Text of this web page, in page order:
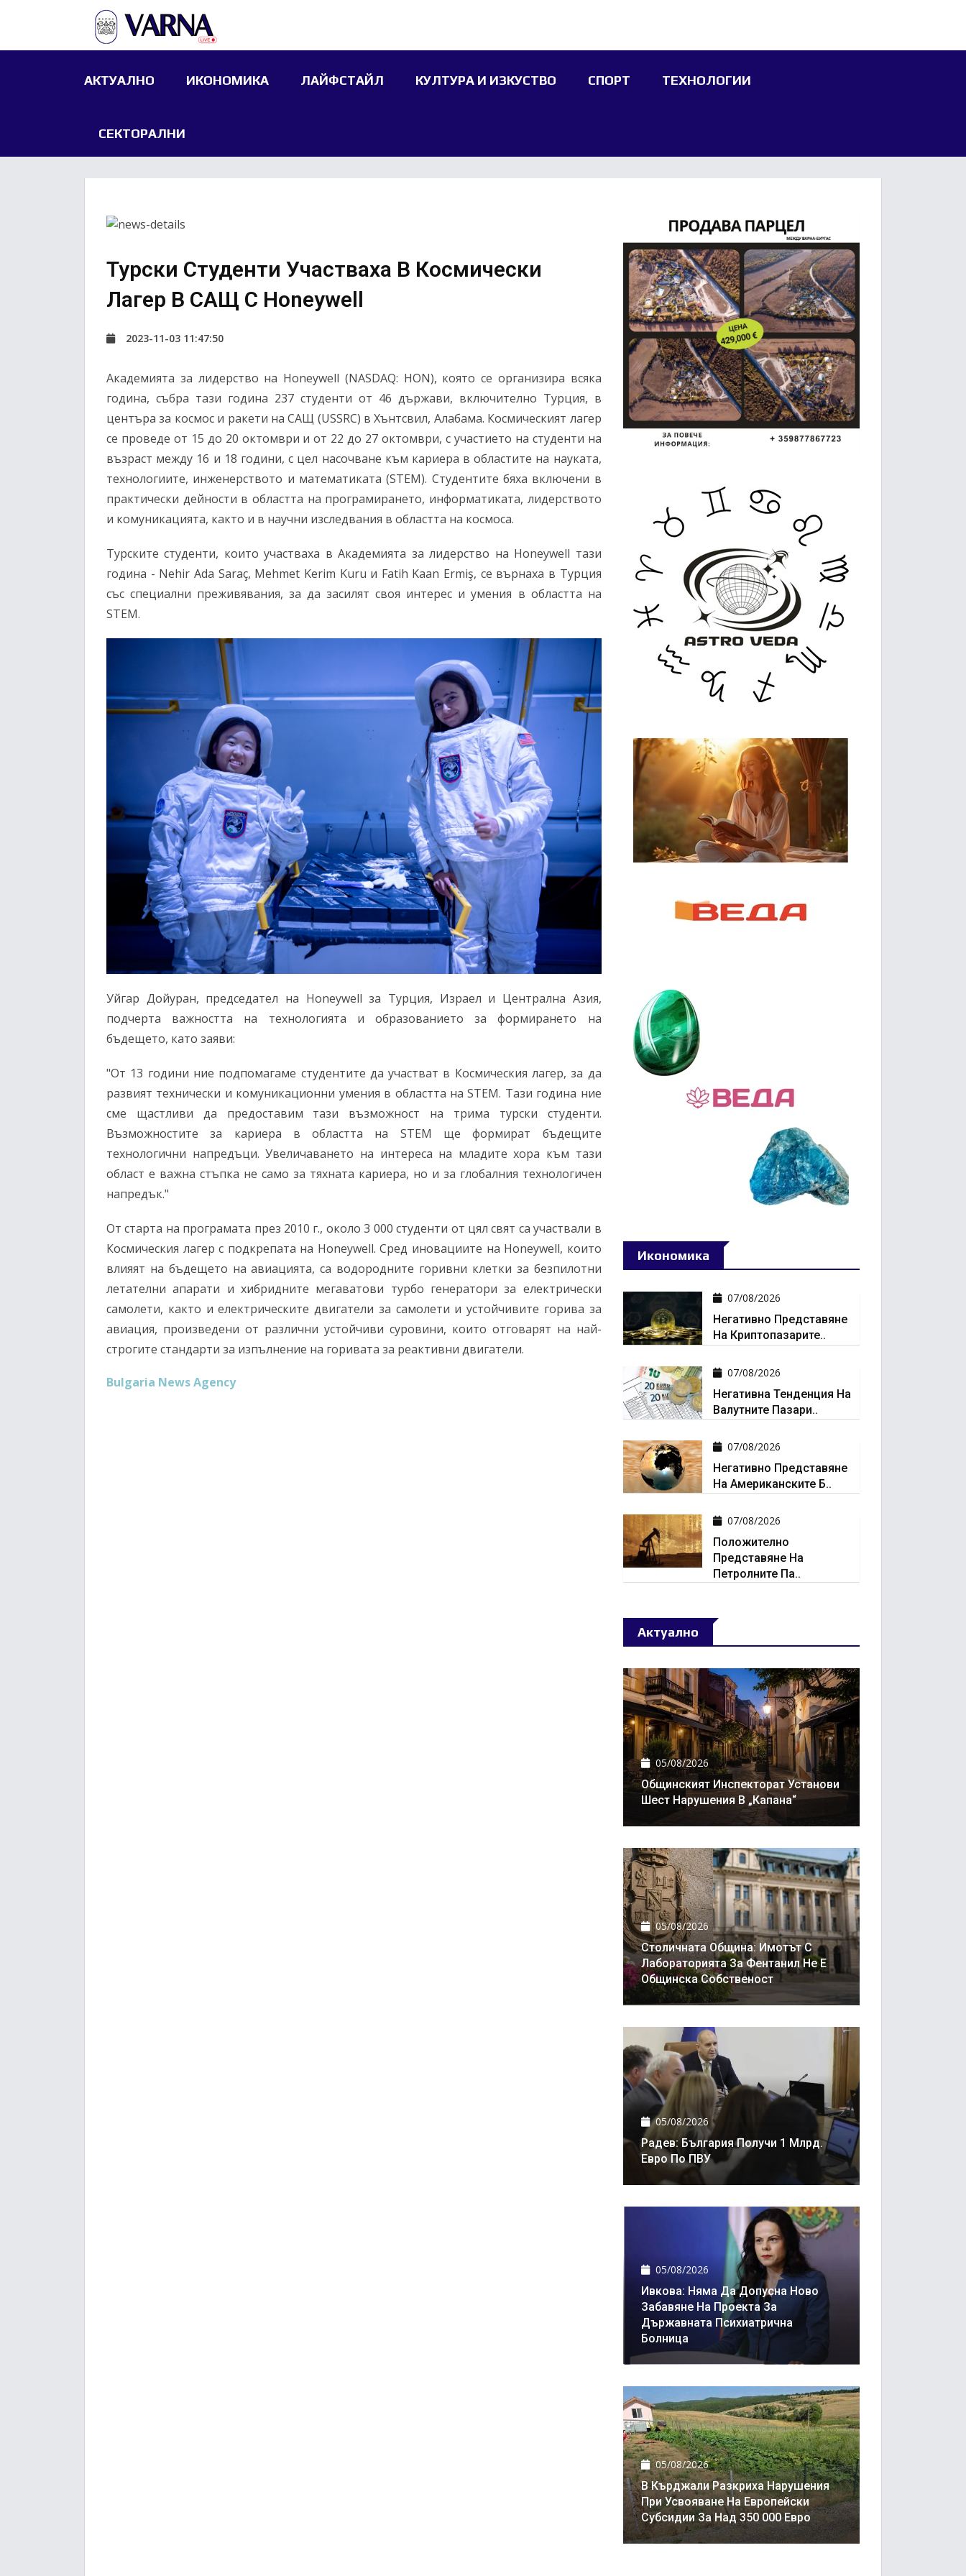
АКТУАЛНО ИКОНОМИКА ЛАЙФСТАЙЛ КУЛТУРА И ИЗКУСТВО СПОРТ ТЕХНОЛОГИИ
СЕКТОРАЛНИ
Турски Студенти Участваха В Космически
Лагер В САЩ С Honeywell
2023-11-03 11:47:50
Академията за лидерство на Honeywell (NASDAQ: HON), която се организира всяка
година, събра тази година 237 студенти от 46 държави, включително Турция, в
центъра за космос и ракети на САЩ (USSRC) в Хънтсвил, Алабама. Космическият лагер
се проведе от 15 до 20 октомври и от 22 до 27 октомври, с участието на студенти на
възраст между 16 и 18 години, с цел насочване към кариера в областите на науката,
технологиите, инженерството и математиката (STEM). Студентите бяха включени в
практически дейности в областта на програмирането, информатиката, лидерството
и комуникацията, както и в научни изследвания в областта на космоса.
Турските студенти, които участваха в Академията за лидерство на Honeywell тази
година - Nehir Ada Saraç, Mehmet Kerim Kuru и Fatih Kaan Ermiş, се върнаха в Турция
със специални преживявания, за да засилят своя интерес и умения в областта на
STEM.
Уйгар Дойуран, председател на Honeywell за Турция, Израел и Централна Азия,
подчерта важността на технологията и образованието за формирането на
бъдещето, като заяви:
"От 13 години ние подпомагаме студентите да участват в Космическия лагер, за да
развият технически и комуникационни умения в областта на STEM. Тази година ние
сме щастливи да предоставим тази възможност на трима турски студенти.
Възможностите за кариера в областта на STEM ще формират бъдещите
технологични напредъци. Увеличаването на интереса на младите хора към тази
област е важна стъпка не само за тяхната кариера, но и за глобалния технологичен
напредък."
От старта на програмата през 2010 г., около 3 000 студенти от цял ​​свят са участвали в
Космическия лагер с подкрепата на Honeywell. Сред иновациите на Honeywell, които
влияят на бъдещето на авиацията, са водородните горивни клетки за безпилотни
летателни апарати и хибридните мегаватови турбо генератори за електрически
самолети, както и електрическите двигатели за самолети и устойчивите горива за
авиация, произведени от различни устойчиви суровини, които отговарят на най-
строгите стандарти за изпълнение на горивата за реактивни двигатели.
Bulgaria News Agency
Икономика
07/08/2026
Негативно Представяне
На Криптопазарите..
07/08/2026
Негативна Тенденция На
Валутните Пазари..
07/08/2026
Негативно Представяне
На Американските Б..
07/08/2026
Положително
Представяне На
Петролните Па..
Актуално
05/08/2026
Общинският Инспекторат Установи
Шест Нарушения В „Капана“
05/08/2026
Столичната Община: Имотът С
Лабораторията За Фентанил Не Е
Общинска Собственост
05/08/2026
Радев: България Получи 1 Млрд.
Евро По ПВУ
05/08/2026
Ивкова: Няма Да Допусна Ново
Забавяне На Проекта За
Държавната Психиатрична
Болница
05/08/2026
В Кърджали Разкриха Нарушения
При Усвояване На Европейски
Субсидии За Над 350 000 Евро